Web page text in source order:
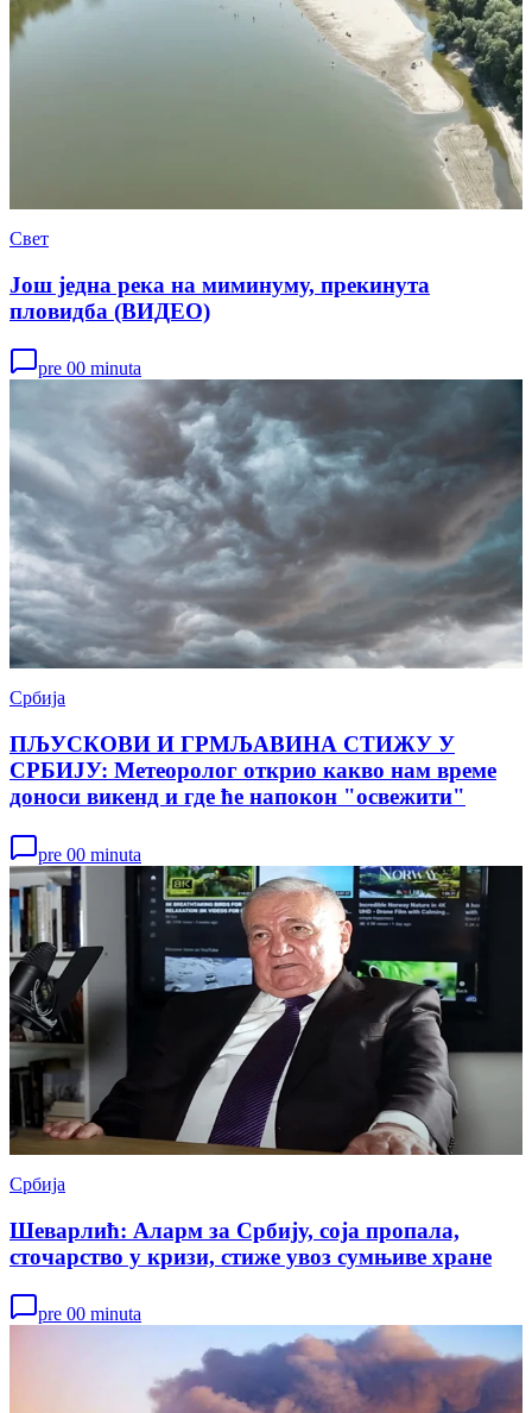
Свет
Још једна река на миминуму, прекинута
пловидба (ВИДЕО)
pre 00 minuta
Србија
ПЉУСКОВИ И ГРМЉАВИНА СТИЖУ У
СРБИЈУ: Метеоролог открио какво нам време
доноси викенд и где ће напокон "освежити"
pre 00 minuta
Србија
Шеварлић: Аларм за Србију, соја пропала,
сточарство у кризи, стиже увоз сумњиве хране
pre 00 minuta